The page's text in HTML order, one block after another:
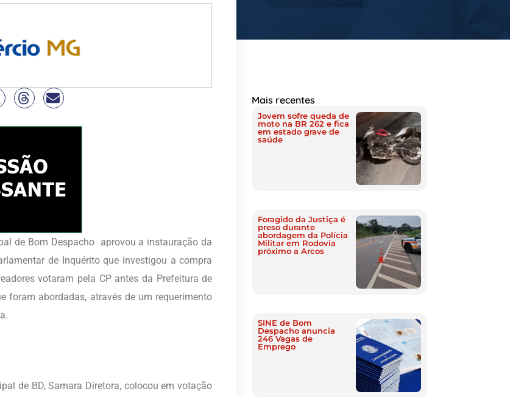
de Bom Despacho aprovou a instauração da
de Inquérito que investigou a compra
votaram pela CP antes da Prefeitura de
foram abordadas, através de um requerimento
de BD, Samara Diretora, colocou em votação
Mais recentes
Jovem sofre queda de
moto na BR 262 e fica
em estado grave de
saúde
Foragido da Justiça é
preso durante
abordagem da Polícia
Militar em Rodovia
próximo a Arcos
SINE de Bom
Despacho anuncia
246 Vagas de
Emprego